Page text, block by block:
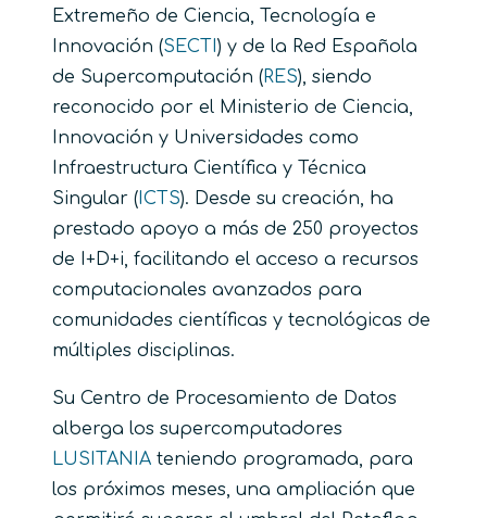
Extremeño de Ciencia, Tecnología e
Innovación (SECTI) y de la Red Española
de Supercomputación (RES), siendo
reconocido por el Ministerio de Ciencia,
Innovación y Universidades como
Infraestructura Científica y Técnica
Singular (ICTS). Desde su creación, ha
prestado apoyo a más de 250 proyectos
de I+D+i, facilitando el acceso a recursos
computacionales avanzados para
comunidades científicas y tecnológicas de
múltiples disciplinas.
Su Centro de Procesamiento de Datos
alberga los supercomputadores
LUSITANIA teniendo programada, para
los próximos meses, una ampliación que